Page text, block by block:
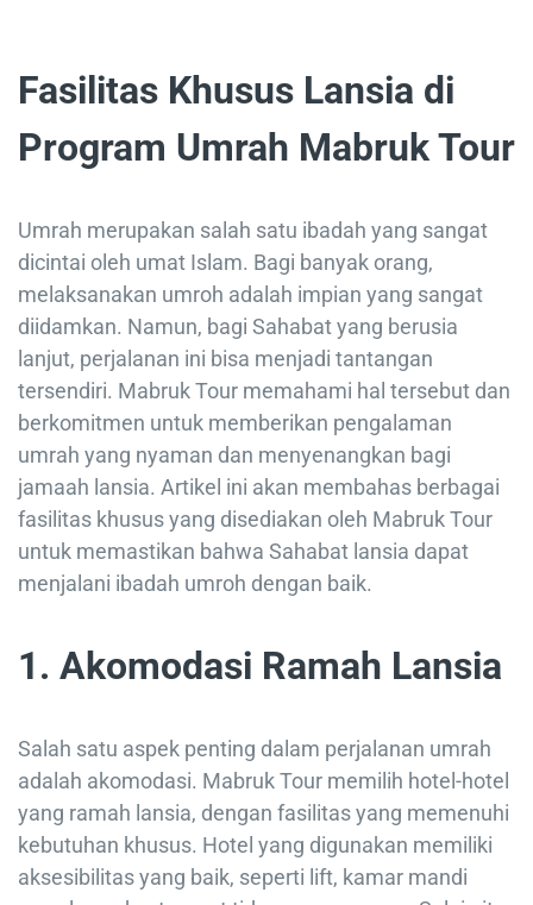
Fasilitas Khusus Lansia di
Program Umrah Mabruk Tour
Umrah merupakan salah satu ibadah yang sangat
dicintai oleh umat Islam. Bagi banyak orang,
melaksanakan umroh adalah impian yang sangat
diidamkan. Namun, bagi Sahabat yang berusia
lanjut, perjalanan ini bisa menjadi tantangan
tersendiri. Mabruk Tour memahami hal tersebut dan
berkomitmen untuk memberikan pengalaman
umrah yang nyaman dan menyenangkan bagi
jamaah lansia. Artikel ini akan membahas berbagai
fasilitas khusus yang disediakan oleh Mabruk Tour
untuk memastikan bahwa Sahabat lansia dapat
menjalani ibadah umroh dengan baik.
1. Akomodasi Ramah Lansia
Salah satu aspek penting dalam perjalanan umrah
adalah akomodasi. Mabruk Tour memilih hotel-hotel
yang ramah lansia, dengan fasilitas yang memenuhi
kebutuhan khusus. Hotel yang digunakan memiliki
aksesibilitas yang baik, seperti lift, kamar mandi